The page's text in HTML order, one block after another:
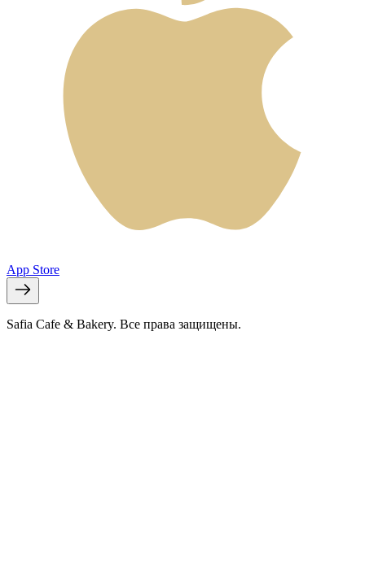
App Store
Safia Cafe & Bakery. Все права защищены.